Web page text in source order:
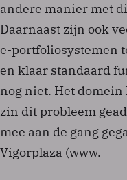
andere manier met
Daarnaast zijn ook
e-portfoliosystemen
en klaar standaard
nog niet. Het domein
zin dit probleem
mee aan de gang
Vigorplaza (www.